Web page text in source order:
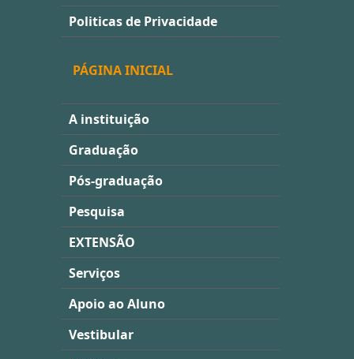
Politicas de Privacidade
PÁGINA INICIAL
A instituição
Graduação
Pós-graduação
Pesquisa
EXTENSÃO
Serviços
Apoio ao Aluno
Vestibular